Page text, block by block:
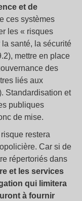
et de
ces systèmes
les « risques
santé, la sécurité
mettre en place
des
liés aux
Standardisation et
publiques
de mise.
restera
Car si de
répertoriés dans
et les services
qui limitera
à fournir